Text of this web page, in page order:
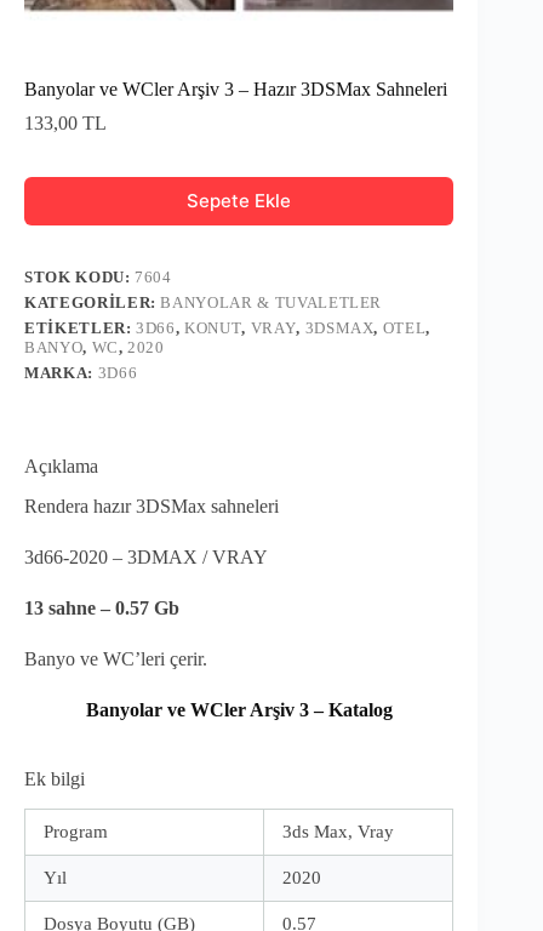
Banyolar ve WCler Arşiv 3 – Hazır 3DSMax Sahneleri
133,00 TL
Sepete Ekle
STOK KODU: 7604
KATEGORILER:BANYOLAR & TUVALETLER
ETIKETLER:3D66,KONUT, VRAY, 3DSMAX, OTEL,
BANYO, WC, 2020
MARKA: 3D66
Açıklama
Rendera hazır 3DSMax sahneleri
3d66-2020 – 3DMAX / VRAY
13 sahne – 0.57 Gb
Banyo ve WC’leri çerir.
Banyolar ve WCler Arşiv 3 – Katalog
Ek bilgi
Program 3ds Max, Vray
Yıl 2020
Dosya Boyutu (GB) 0.57